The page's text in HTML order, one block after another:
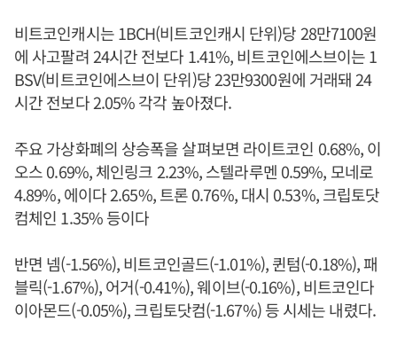
비트코인캐시는 1BCH(비트코인캐시 단위)당 28만7100원
에 사고팔려 24시간 전보다 1.41%, 비트코인에스브이는 1
BSV(비트코인에스브이 단위)당 23만9300원에 거래돼 24
시간 전보다 2.05% 각각 높아졌다.
주요 가상화폐의 상승폭을 살펴보면 라이트코인 0.68%, 이
오스 0.69%, 체인링크 2.23%, 스텔라루멘 0.59%, 모네로
4.89%, 에이다 2.65%, 트론 0.76%, 대시 0.53%, 크립토닷
컴체인 1.35% 등이다
반면 넴(-1.56%), 비트코인골드(-1.01%), 퀸텀(-0.18%), 패
블릭(-1.67%), 어거(-0.41%), 웨이브(-0.16%), 비트코인다
이아몬드(-0.05%), 크립토닷컴(-1.67%) 등 시세는 내렸다.